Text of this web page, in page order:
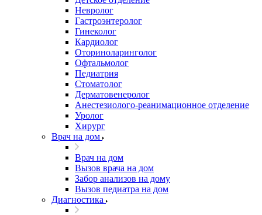
Невролог
Гастроэнтеролог
Гинеколог
Кардиолог
Оториноларинголог
Офтальмолог
Педиатрия
Стоматолог
Дерматовенеролог
Анестезиолого-реанимационное отделение
Уролог
Хирург
Врач на дом
Врач на дом
Вызов врача на дом
Забор анализов на дому
Вызов педиатра на дом
Диагностика